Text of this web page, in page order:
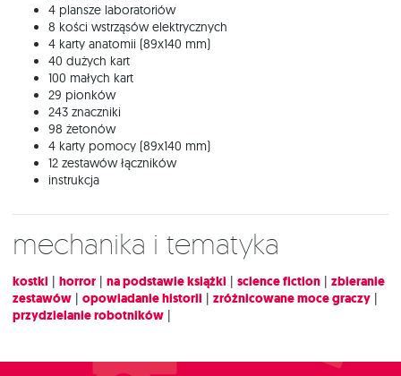
4 plansze laboratoriów
8 kości wstrząsów elektrycznych
4 karty anatomii (89x140 mm)
40 dużych kart
100 małych kart
29 pionków
243 znaczniki
98 żetonów
4 karty pomocy (89x140 mm)
12 zestawów łączników
instrukcja
Mechanika i tematyka
kostki | horror | na podstawie książki | science fiction | zbieranie
zestawów | opowiadanie historii | zróżnicowane moce graczy |
przydzielanie robotników |